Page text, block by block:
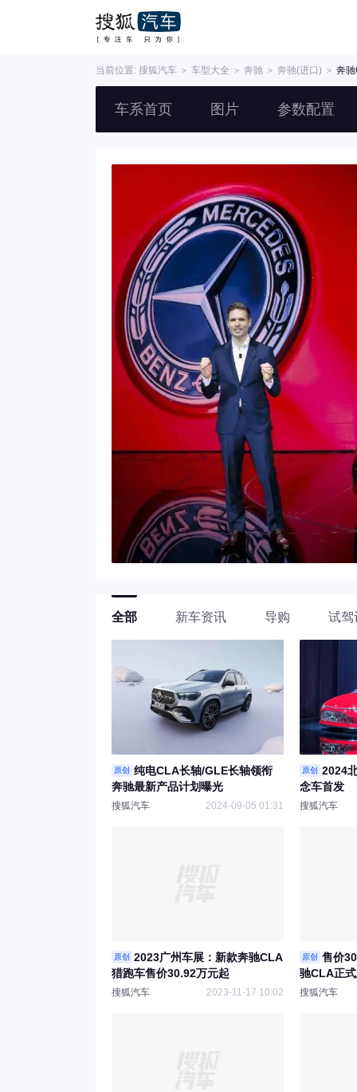
当前位置: 搜狐汽车 ＞ 车型大全 ＞ 奔驰 ＞ 奔驰(进口) ＞ 奔
车系首页 图片 参数配置
全部 新车资讯 导购 试驾
原创
纯电CLA长轴/GLE长轴领衔
奔驰最新产品计划曝光
搜狐汽车 2024-09-05 01:31
原创
2024
念车首发
搜狐汽车
原创
2023广州车展：新款奔驰CLA
猎跑车售价30.92万元起
搜狐汽车 2023-11-17 10:02
原创
售价
驰CLA正
搜狐汽车